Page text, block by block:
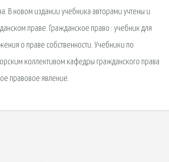
В новом издании учебника авторами учтены и
праве. Гражданское право : учебник для
о праве собственности. Учебники по
коллективом кафедры гражданского права.
правовое явление.